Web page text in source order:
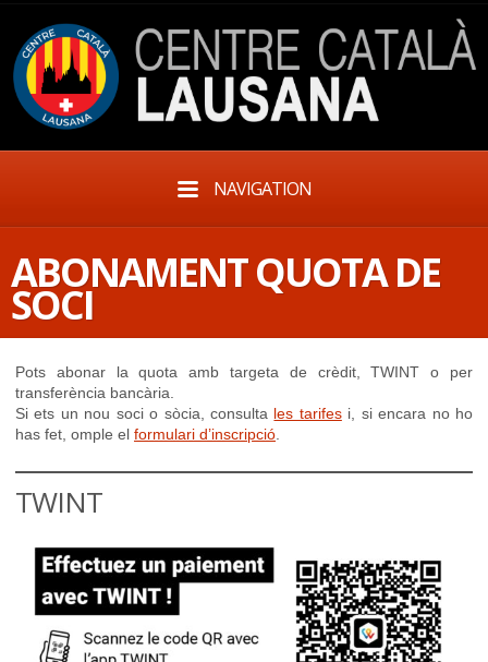
NAVIGATION
ABONAMENT QUOTA DE
SOCI
Pots abonar la quota amb targeta de crèdit, TWINT o per
transferència bancària.
Si ets un nou soci o sòcia, consulta les tarifesi, si encara no ho
has fet, omple el formulari d’inscripció
TWINT